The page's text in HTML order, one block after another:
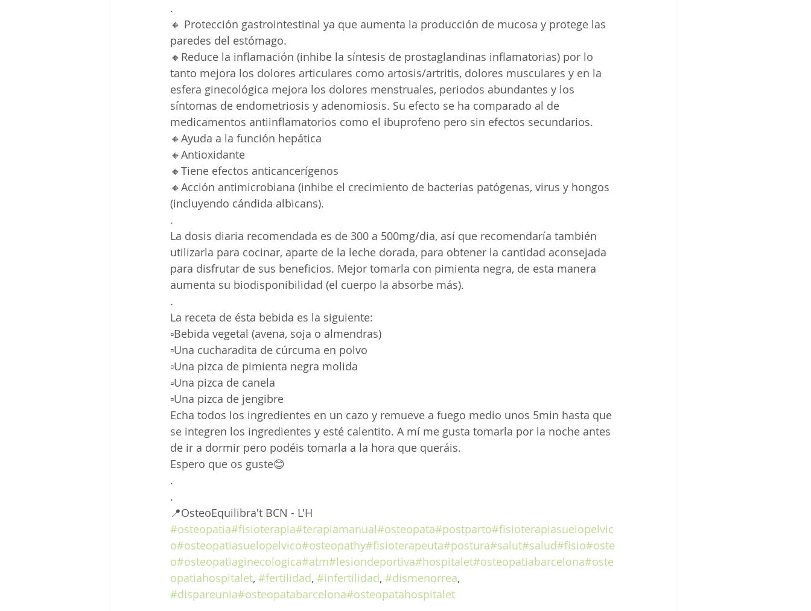
.
🔸 Protección gastrointestinal ya que aumenta la producción de mucosa y protege las
paredes del estómago.
🔸Reduce la inflamación (inhibe la síntesis de prostaglandinas inflamatorias) por lo
tanto mejora los dolores articulares como artosis/artritis, dolores musculares y en la
esfera ginecológica mejora los dolores menstruales, periodos abundantes y los
síntomas de endometriosis y adenomiosis. Su efecto se ha comparado al de
medicamentos antiinflamatorios como el ibuprofeno pero sin efectos secundarios.
🔸Ayuda a la función hepática
🔸Antioxidante
🔸Tiene efectos anticancerígenos
🔸Acción antimicrobiana (inhibe el crecimiento de bacterias patógenas, virus y hongos
(incluyendo cándida albicans).
.
La dosis diaria recomendada es de 300 a 500mg/dia, así que recomendaría también
utilizarla para cocinar, aparte de la leche dorada, para obtener la cantidad aconsejada
para disfrutar de sus beneficios. Mejor tomarla con pimienta negra, de esta manera
aumenta su biodisponibilidad (el cuerpo la absorbe más).
.
La receta de ésta bebida es la siguiente:
▫️Bebida vegetal (avena, soja o almendras)
▫️Una cucharadita de cúrcuma en polvo
▫️Una pizca de pimienta negra molida
▫️Una pizca de canela
▫️Una pizca de jengibre
Echa todos los ingredientes en un cazo y remueve a fuego medio unos 5min hasta que
se integren los ingredientes y esté calentito. A mí me gusta tomarla por la noche antes
de ir a dormir pero podéis tomarla a la hora que queráis.
Espero que os guste😊
.
.
📍OsteoEquilibra't BCN - L'H
#osteopatia#fisioterapia#terapiamanual#osteopata#postparto#fisioterapiasuelopelvic
o#osteopatiasuelopelvico#osteopathy#fisioterapeuta#postura#salut#salud#fisio#oste
o#osteopatiaginecologica#atm#lesiondeportiva#hospitalet#osteopatiabarcelona#oste
opatiahospitalet, #fertilidad, #infertilidad, #dismenorrea,
#dispareunia#osteopatabarcelona#osteopatahospitalet